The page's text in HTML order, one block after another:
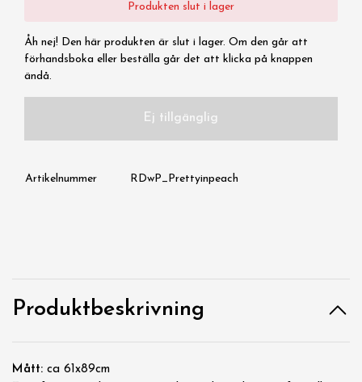
Produkten slut i lager
Åh nej! Den här produkten är slut i lager. Om den går att
förhandsboka eller beställa går det att klicka på knappen
ändå.
Ej tillgänglig
Artikelnummer RDwP_Prettyinpeach
Produktbeskrivning
Mått: ca 61x89cm